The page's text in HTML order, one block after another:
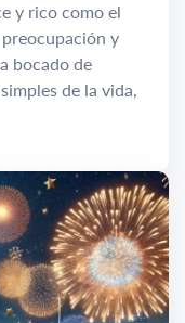
y rico como el
y
bocado de
de la vida,